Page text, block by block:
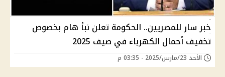
خبر سار للمصريين.. الحكومة تعلن نبأ هام بخصوص
تخفيف أحمال الكهرباء في صيف 2025
الأحد 23/مارس/2025 - 03:35 م